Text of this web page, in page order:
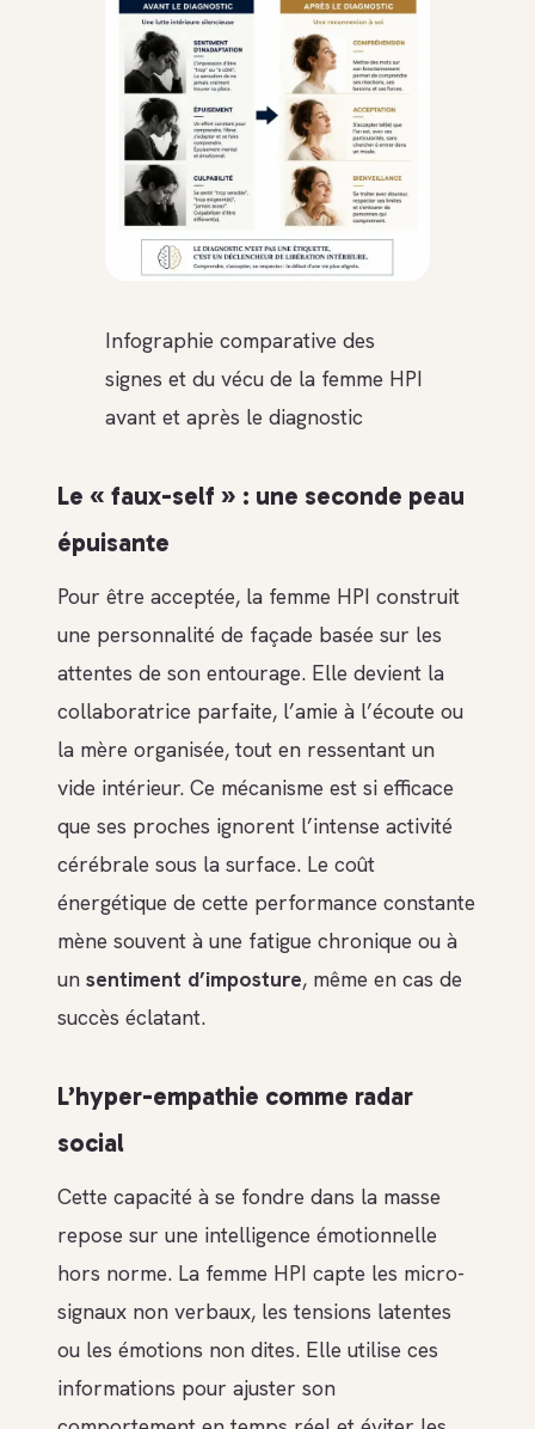
Infographie comparative des
signes et du vécu de la femme HPI
avant et après le diagnostic
Le « faux-self » : une seconde peau
épuisante
Pour être acceptée, la femme HPI construit
une personnalité de façade basée sur les
attentes de son entourage. Elle devient la
collaboratrice parfaite, l’amie à l’écoute ou
la mère organisée, tout en ressentant un
vide intérieur. Ce mécanisme est si efficace
que ses proches ignorent l’intense activité
cérébrale sous la surface. Le coût
énergétique de cette performance constante
mène souvent à une fatigue chronique ou à
un sentiment d’imposture, même en cas de
succès éclatant.
L’hyper-empathie comme radar
social
Cette capacité à se fondre dans la masse
repose sur une intelligence émotionnelle
hors norme. La femme HPI capte les micro-
signaux non verbaux, les tensions latentes
ou les émotions non dites. Elle utilise ces
informations pour ajuster son